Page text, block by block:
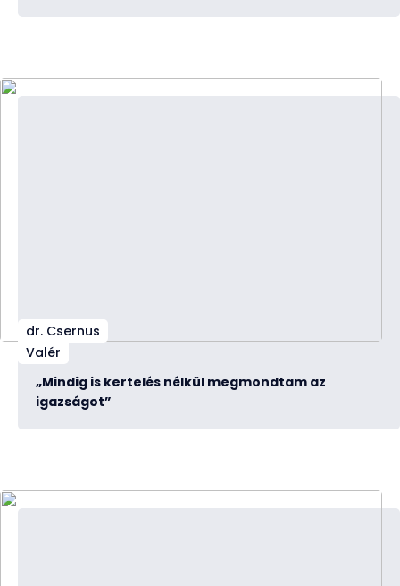
dr. Csernus
Valér
„Mindig is kertelés nélkül megmondtam az
igazságot”